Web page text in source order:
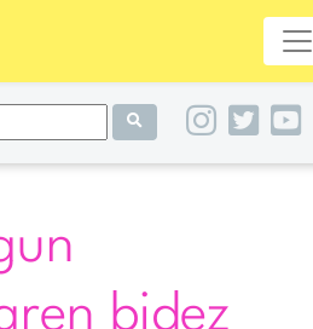
bidez